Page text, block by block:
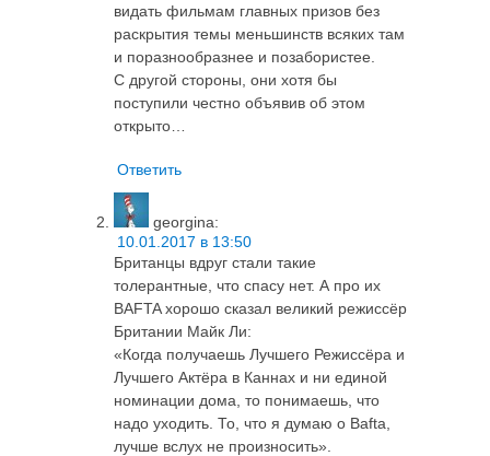
видать фильмам главных призов без
раскрытия темы меньшинств всяких там
и поразнообразнее и позабористее.
С другой стороны, они хотя бы
поступили честно объявив об этом
открыто…
Ответить
georgina:
10.01.2017 в 13:50
Британцы вдруг стали такие
толерантные, что спасу нет. А про их
BAFTA хорошо сказал великий режиссёр
Британии Майк Ли:
«Когда получаешь Лучшего Режиссёра и
Лучшего Актёра в Каннах и ни единой
номинации дома, то понимаешь, что
надо уходить. То, что я думаю о Bafta,
лучше вслух не произносить».